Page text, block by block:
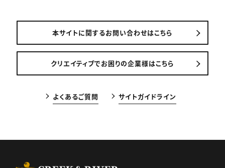
本サイトに関するお問い合わせはこちら
クリエイティブでお困りの企業様はこちら
よくあるご質問 サイトガイドライン